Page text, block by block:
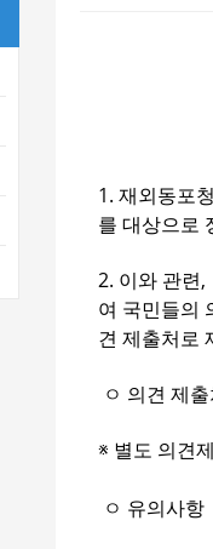
1. 재외동포
를 대상으로
2. 이와 관련
여 국민들의
견 제출처로
ㅇ 의견 제
※ 별도 의견
​ ㅇ 유의사항